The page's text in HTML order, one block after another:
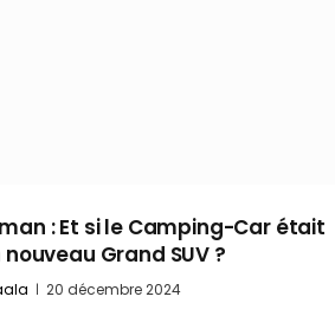
: Et si le Camping-Car était
Grand SUV ?
20 décembre 2024